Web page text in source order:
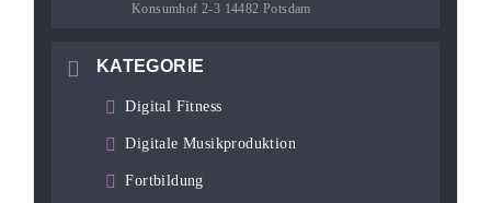
Konsumhof 2-3 14482 Potsdam
KATEGORIE
Digital Fitness
Digitale Musikproduktion
Fortbildung